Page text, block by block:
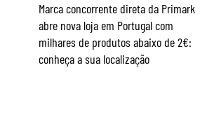
Marca concorrente direta da Primark
abre nova loja em Portugal com
milhares de produtos abaixo de 2€:
conheça a sua localização